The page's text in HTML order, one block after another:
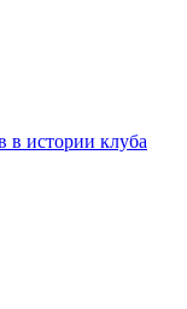
в истории клуба